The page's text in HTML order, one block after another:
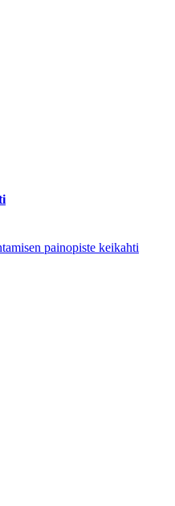
painopiste keikahti